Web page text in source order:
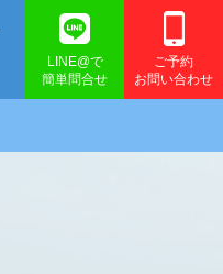
LINE@で
簡単問合せ
ご予約
お問い合わせ